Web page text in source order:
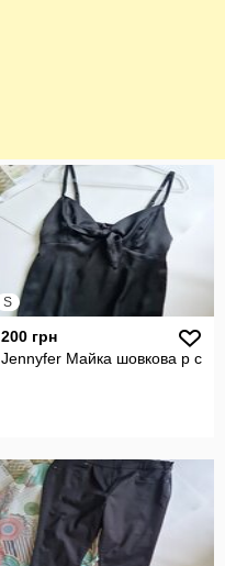
S
200 грн
Jennyfer Майка шовкова р с